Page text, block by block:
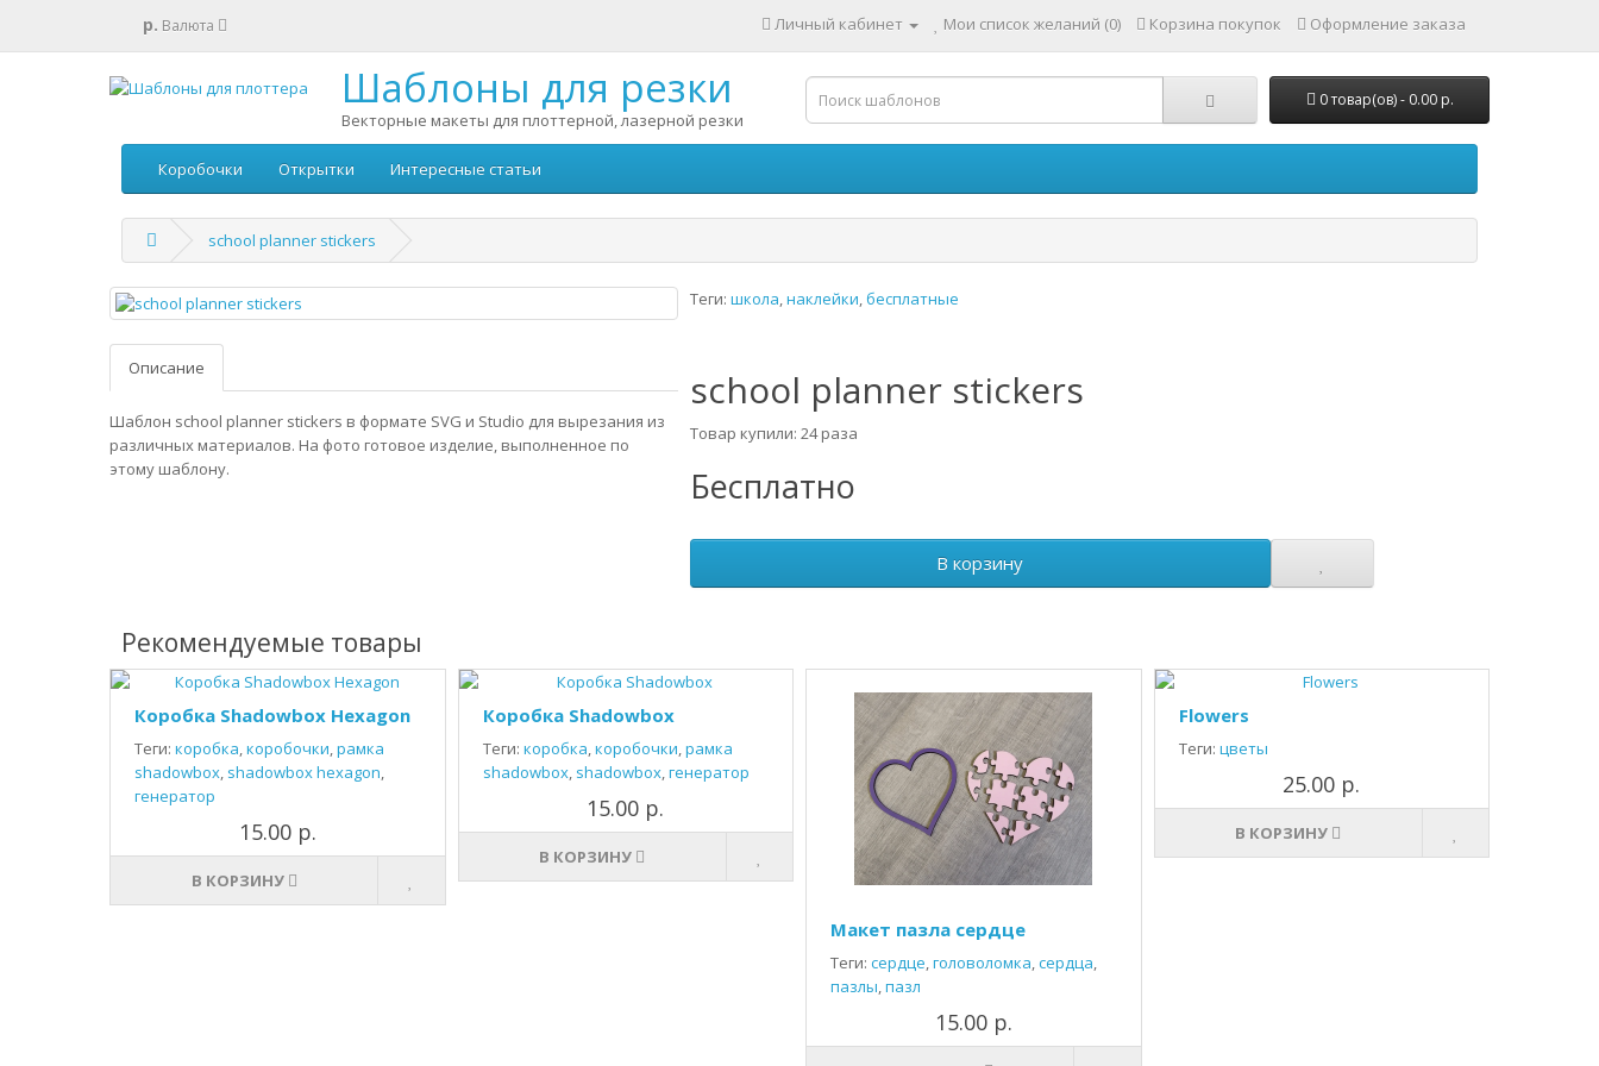
р. Валюта Личный кабинет Мои список желаний (0) Корзина покупок Оформление заказа
Шаблоны для резки
Векторные макеты для плоттерной, лазерной резки
0 товар(ов) - 0.00 р.
Коробочки Открытки Интересные статьи
school planner stickers
Описание
Шаблон school planner stickers в формате SVG и Studio для вырезания из
различных материалов. На фото готовое изделие, выполненное по
этому шаблону.
Теги: школа,наклейки,бесплатные
school planner stickers
Товар купили: 24 раза
Бесплатно
В корзину
Рекомендуемые товары
Коробка Shadowbox Hexagon
Теги: коробка,коробочки,рамка
shadowbox, shadowbox hexagon,
генератор
15.00 р.
В КОРЗИНУ
Коробка Shadowbox
Теги: коробка,коробочки,рамка
shadowbox, shadowbox,генератор
15.00 р.
В КОРЗИНУ
Макет пазла сердце
Теги: сердце,головоломка,сердца,
пазлы,пазл
15.00 р.
Flowers
Теги: цветы
25.00 р.
В КОРЗИНУ